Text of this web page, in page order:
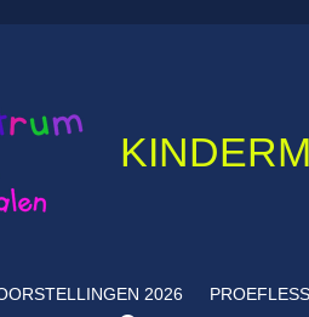
2026